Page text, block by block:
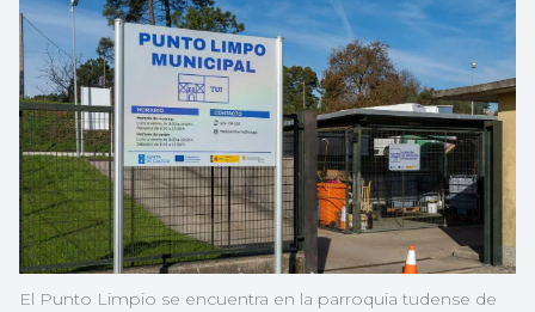
El Punto Limpio se encuentra en la parroquia tudense de